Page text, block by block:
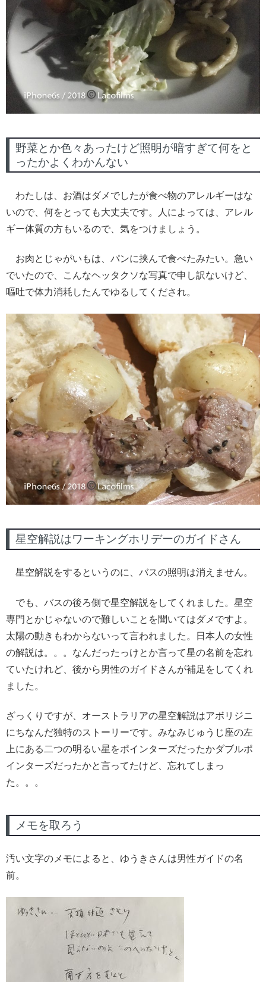
野菜とか色々あったけど照明が暗すぎて何をと
ったかよくわかんない
わたしは、お酒はダメでしたが食べ物のアレルギーはな
いので、何をとっても大丈夫です。人によっては、アレル
ギー体質の方もいるので、気をつけましょう。
お肉とじゃがいもは、パンに挟んで食べたみたい。急い
でいたので、こんなヘッタクソな写真で申し訳ないけど、
嘔吐で体力消耗したんでゆるしてくだされ。
星空解説はワーキングホリデーのガイドさん
星空解説をするというのに、バスの照明は消えません。
でも、バスの後ろ側で星空解説をしてくれました。星空
専門とかじゃないので難しいことを聞いてはダメですよ。
太陽の動きもわからないって言われました。日本人の女性
の解説は。。。なんだったっけとか言って星の名前を忘れ
ていたけれど、後から男性のガイドさんが補足をしてくれ
ました。
ざっくりですが、オーストラリアの星空解説はアボリジニ
にちなんだ独特のストーリーです。みなみじゅうじ座の左
上にある二つの明るい星をポインターズだったかダブルポ
インターズだったかと言ってたけど、忘れてしまっ
た。。。
メモを取ろう
汚い文字のメモによると、ゆうきさんは男性ガイドの名
前。